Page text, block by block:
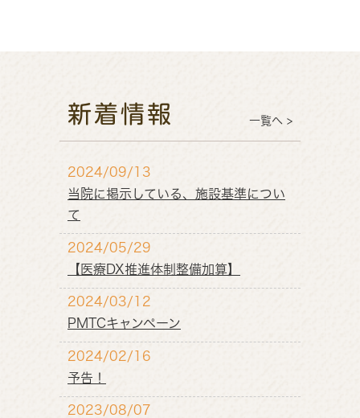
新着情報 一覧へ >
2024/09/13
当院に掲示している、施設基準につい
て
2024/05/29
【医療DX推進体制整備加算】
2024/03/12
PMTCキャンペーン
2024/02/16
予告！
2023/08/07